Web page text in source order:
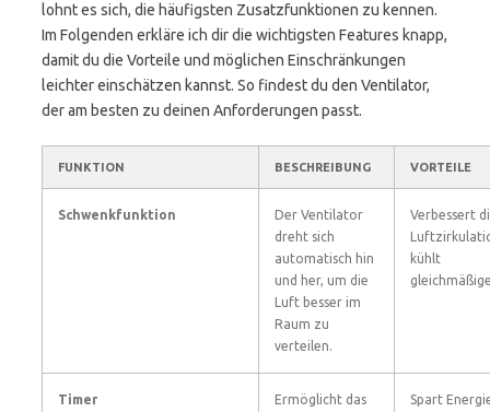
lohnt es sich, die häufigsten Zusatzfunktionen zu kennen.
Im Folgenden erkläre ich dir die wichtigsten Features knapp,
damit du die Vorteile und möglichen Einschränkungen
leichter einschätzen kannst. So findest du den Ventilator,
der am besten zu deinen Anforderungen passt.
FUNKTION BESCHREIBUNG VORTEILE
Schwenkfunktion
Der Ventilator
dreht sich
automatisch hin
und her, um die
Luft besser im
Raum zu
verteilen.
Verbessert
kühlt
Timer
Ermöglicht das
Spart